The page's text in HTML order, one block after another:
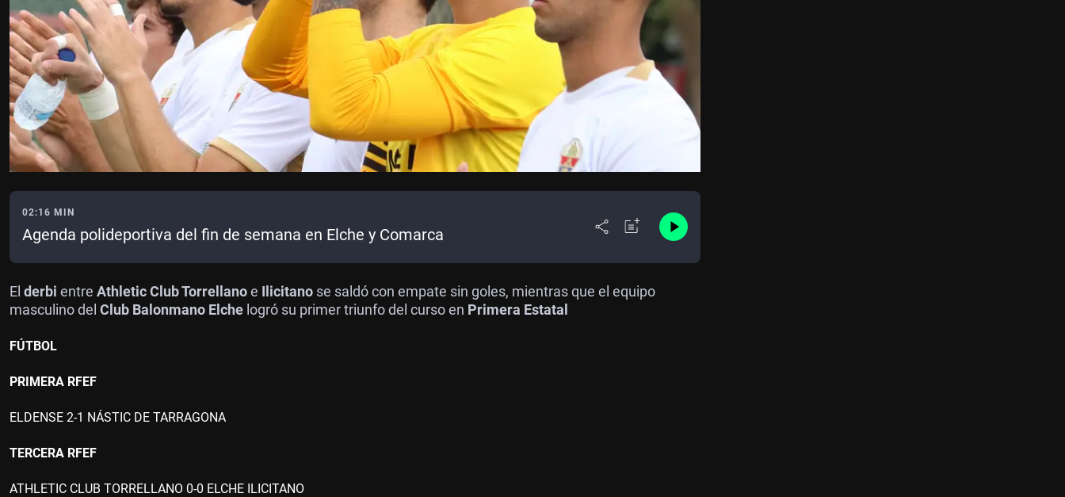
02:16 MIN
Agenda polideportiva del fin de semana en Elche y Comarca
El derbi entre Athletic Club Torrellanoe Ilicitano se saldó con empate sin goles, mientras que el equipo
masculino del Club Balonmano Elche logró su primer triunfo del curso en Primera Estatal
FÚTBOL
PRIMERA RFEF
ELDENSE 2-1 NÁSTIC DE TARRAGONA
TERCERA RFEF
ATHLETIC CLUB TORRELLANO 0-0 ELCHE ILICITANO